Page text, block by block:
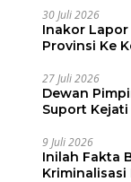
30 Juli 2026
Inakor Lapor
Provinsi Ke
27 Juli 2026
Dewan
Suport Kejati
9 Juli 2026
Inilah Fakta
Kriminalisasi